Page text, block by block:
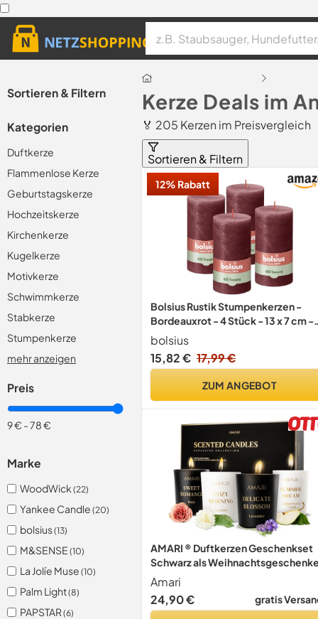
Sortieren & Filtern
Kategorien
Duftkerze
Flammenlose Kerze
Geburtstagskerze
Hochzeitskerze
Kirchenkerze
Kugelkerze
Motivkerze
Schwimmkerze
Stabkerze
Stumpenkerze
mehr anzeigen
Preis
9 € -78 €
Marke
WoodWick (22)
Yankee Candle (20)
bolsius(13)
M&SENSE (10)
La Jolíe Muse (10)
Palm Light(8)
PAPSTAR(6)
Kerze Deals im
🏅 205 Kerzen im Preisvergleich
Sortieren & Filtern
12% Rabatt
Bolsius Rustik Stumpenkerzen -
Bordeauxrot - 4 Stück - 13 x 7 cm -
Dekorative Haushaltkerzen -
Natürliches Pflanzenwachs - Ohne
Palmöl
bolsius
15,82 € 17,99 €
ZUM ANGEBOT
AMARI ® Duftkerzen Geschenkset
Schwarz als
4er Kerzenset - Scented Candle -
Kerzen Geschenkset Frauen - Duft
Kerzen - Duftkerzen im Glas - Deko
Amari
24,90 €
gratis